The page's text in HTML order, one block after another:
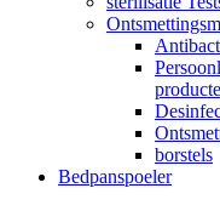
borstels
Bedpanspoeler